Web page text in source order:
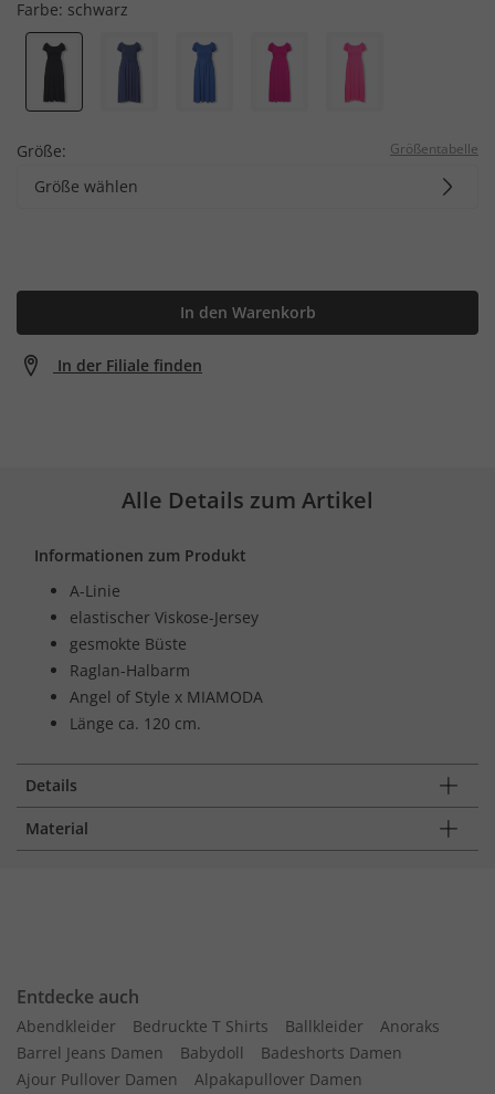
Farbe: schwarz
Größe: Größentabelle
Größe wählen
In den Warenkorb
In der Filiale finden
Alle Details zum Artikel
Informationen zum Produkt
A-Linie
elastischer Viskose-Jersey
gesmokte Büste
Raglan-Halbarm
Angel of Style x MIAMODA
Länge ca. 120 cm.
Details
Material
Entdecke auch
Abendkleider Bedruckte T Shirts Ballkleider
Anoraks
Barrel Jeans Damen
Babydoll
Badeshorts Damen
Ajour Pullover Damen
Alpakapullover Damen